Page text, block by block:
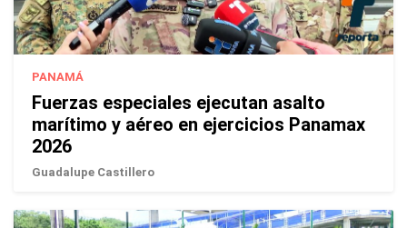
PANAMÁ
Fuerzas especiales ejecutan asalto
marítimo y aéreo en ejercicios Panamax
2026
Guadalupe Castillero